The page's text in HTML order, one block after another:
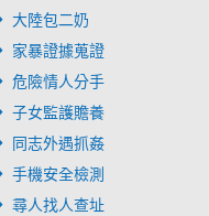
大陸包二奶
家暴證據蒐證
危險情人分手
子女監護贍養
同志外遇抓姦
手機安全檢測
尋人找人查址